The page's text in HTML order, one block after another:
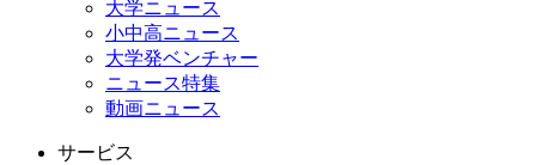
大学ニュース
小中高ニュース
大学発ベンチャー
ニュース特集
動画ニュース
サービス